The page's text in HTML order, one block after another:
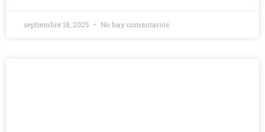
septiembre 18, 2025 No hay comentarios